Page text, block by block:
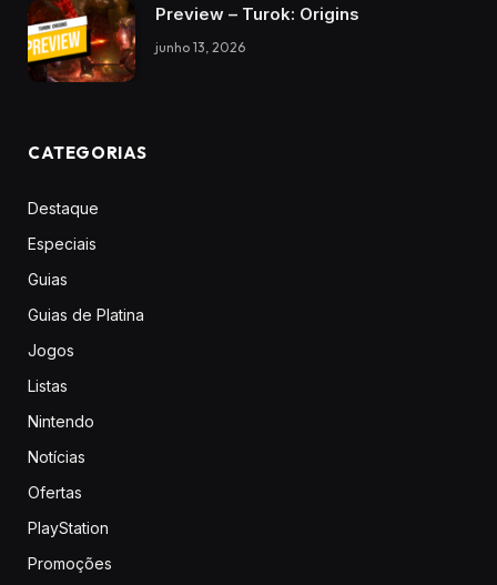
Preview – Turok: Origins
junho 13, 2026
CATEGORIAS
Destaque
Especiais
Guias
Guias de Platina
Jogos
Listas
Nintendo
Notícias
Ofertas
PlayStation
Promoções